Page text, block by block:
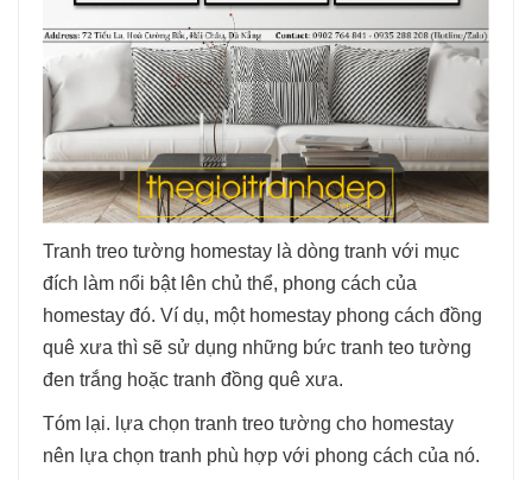
Tranh treo tường homestay là dòng tranh với mục
đích làm nổi bật lên chủ thể, phong cách của
homestay đó. Ví dụ, một homestay phong cách đồng
quê xưa thì sẽ sử dụng những bức tranh teo tường
đen trắng hoặc tranh đồng quê xưa.
Tóm lại. lựa chọn tranh treo tường cho homestay
nên lựa chọn tranh phù hợp với phong cách của nó.